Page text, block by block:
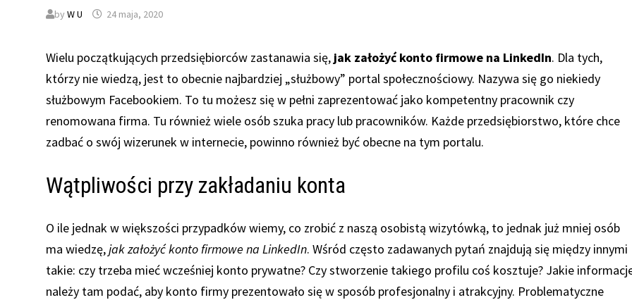
byW U 24 maja, 2020
Wielu początkujących przedsiębiorców zastanawia się, jak założyć konto firmowe na LinkedIn. Dla tych,
którzy nie wiedzą, jest to obecnie najbardziej „służbowy” portal społecznościowy. Nazywa się go niekiedy
służbowym Facebookiem. To tu możesz się w pełni zaprezentować jako kompetentny pracownik czy
renomowana firma. Tu również wiele osób szuka pracy lub pracowników. Każde przedsiębiorstwo, które chce
zadbać o swój wizerunek w internecie, powinno również być obecne na tym portalu.
Wątpliwości przy zakładaniu konta
O ile jednak w większości przypadków wiemy, co zrobić z naszą osobistą wizytówką, to jednak już mniej osób
ma wiedzę,jak założyć konto firmowe na LinkedIn. Wśród często zadawanych pytań znajdują się między innymi
takie: czy trzeba mieć wcześniej konto prywatne? Czy stworzenie takiego profilu coś kosztuje? Jakie
należy tam podać, aby konto firmy prezentowało się w sposób profesjonalny i atrakcyjny. Problematyczne